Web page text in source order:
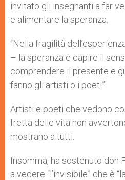
invitato gli insegnanti a far
e alimentare la speranza.
“Nella fragilità
– la speranza è capire il
comprendere il presente e
fanno gli artisti o i poeti”.
Artisti e poeti che vedono
fretta delle vita non
mostrano a tutti.
Insomma, ha sostenuto don
a vedere “l’invisibile” che è